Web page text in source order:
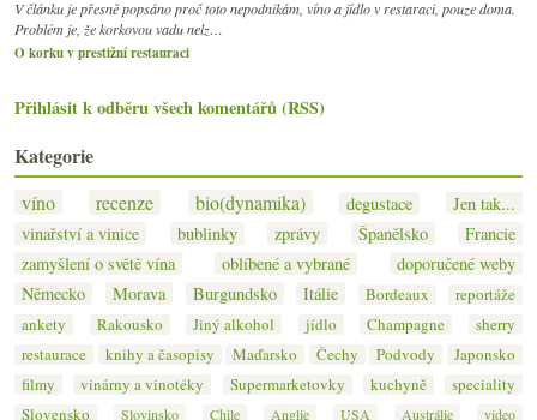
V článku je přesně popsáno proč toto nepodnikám, víno a jídlo v restaraci, pouze doma.
Problém je, že korkovou vadu nelz…
O korku v prestižní restauraci
Přihlásit k odběru všech komentářů (RSS)
Kategorie
víno recenze bio(dynamika) degustace
Jen tak...
vinařství a vinice
bublinky zprávy Španělsko
Francie
zamyšlení o světě vína
oblíbené a vybrané
doporučené weby
Německo
Morava Burgundsko Itálie Bordeaux
reportáže
ankety
Rakousko Jiný alkohol jídlo Champagne
sherry
restaurace
knihy a časopisy Maďarsko Čechy Podvody
Japonsko
filmy
vinárny a vinotéky Supermarketovky kuchyně
speciality
Slovensko
Slovinsko Chile Anglie USA Austrálie video